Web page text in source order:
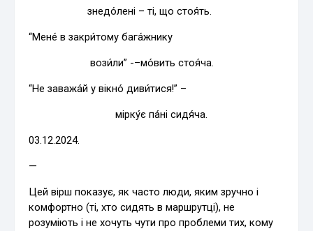
знедо́лені – ті, що стоя́ть.
“Мене́ в закри́тому бага́жнику
вози́ли” -–мо́вить стоя́ча.
“Не заважа́й у вікно́ диви́тися!” –
мірку́є па́ні сидя́ча.
03.12.2024.
—
Цей вірш показує, як часто люди, яким зручно і
комфортно (ті, хто сидять в маршрутці), не
розуміють і не хочуть чути про проблеми тих, кому